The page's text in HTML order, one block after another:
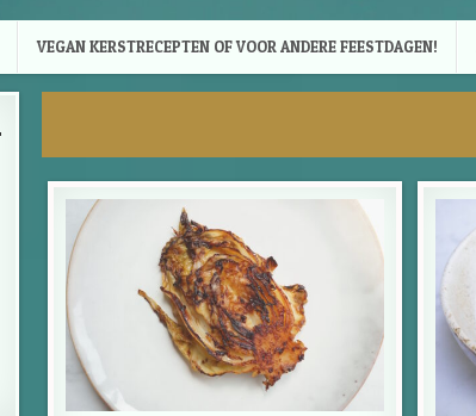
VEGAN KERSTRECEPTEN OF VOOR ANDERE FEESTDAGEN!